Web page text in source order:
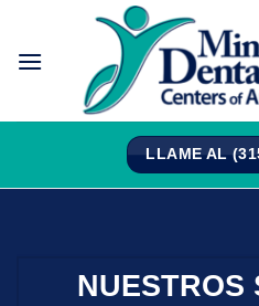
contenido
LLAME AL
NUESTROS